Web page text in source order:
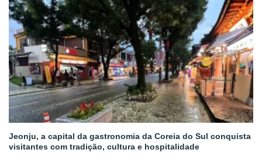
Jeonju, a capital da gastronomia da Coreia do Sul conquista
visitantes com tradição, cultura e hospitalidade